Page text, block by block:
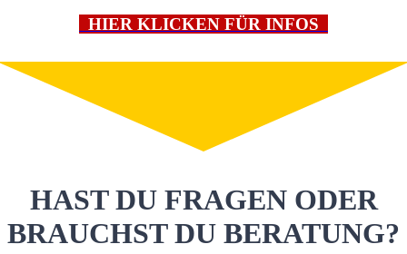
HIER KLICKEN FÜR INFOS
HAST DU FRAGEN ODER
BRAUCHST DU BERATUNG?